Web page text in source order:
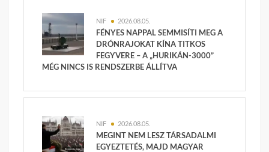
NIF 2026.08.05.
FÉNYES NAPPAL SEMMISÍTI MEG A
DRÓNRAJOKAT KÍNA TITKOS
FEGYVERE – A „HURIKÁN-3000”
MÉG NINCS IS RENDSZERBE ÁLLÍTVA
NIF 2026.08.05.
MEGINT NEM LESZ TÁRSADALMI
EGYEZTETÉS, MAJD MAGYAR